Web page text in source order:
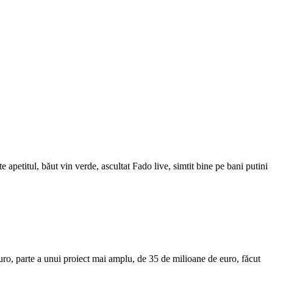
apetitul, băut vin verde, ascultat Fado live, simtit bine pe bani putini
parte a unui proiect mai amplu, de 35 de milioane de euro, făcut